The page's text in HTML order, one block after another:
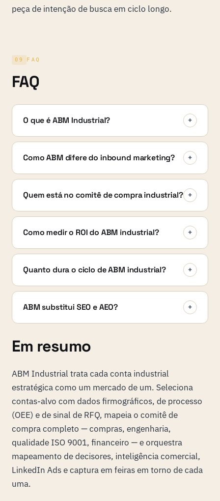
peça de intenção de busca em ciclo longo.
09 FAQ
FAQ
O que é ABM Industrial? +
Como ABM difere do inbound marketing? +
Quem está no comitê de compra industrial? +
Como medir o ROI do ABM industrial? +
Quanto dura o ciclo de ABM industrial? +
ABM substitui SEO e AEO? +
Em resumo
ABM Industrial trata cada conta industrial
estratégica como um mercado de um. Seleciona
contas-alvo com dados firmográficos, de processo
(OEE) e de sinal de RFQ, mapeia o comitê de
compra completo — compras, engenharia,
qualidade ISO 9001, financeiro — e orquestra
mapeamento de decisores, inteligência comercial,
LinkedIn Ads e captura em feiras em torno de cada
uma.